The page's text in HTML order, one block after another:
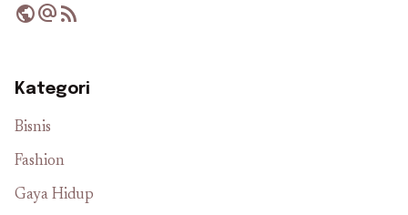
publicalternate_emailrss_feed
Kategori
Bisnis
Fashion
Gaya Hidup